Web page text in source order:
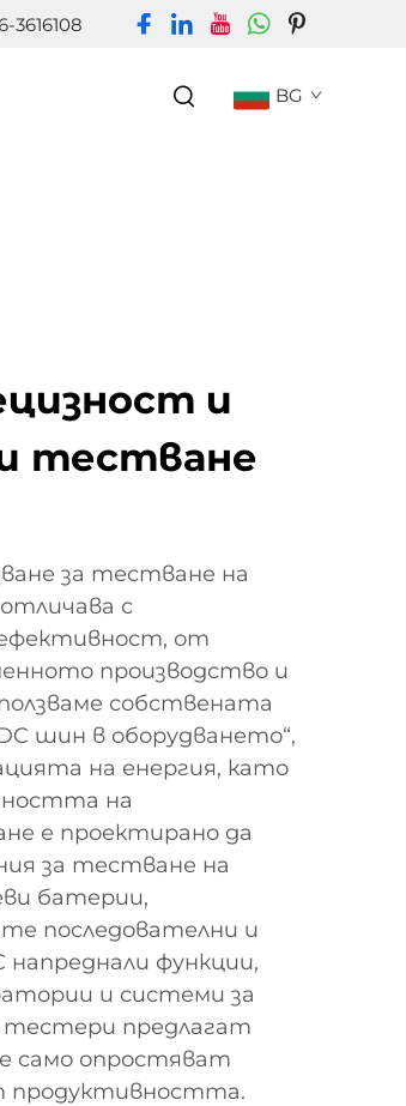
3616108
BG
и
тестване
за тестване на
с
от
производство и
собствената
шин в оборудването“,
на енергия, като
на
е проектирано да
за тестване на
батерии,
последователни и
функции,
и системи за
тестери предлагат
само опростяват
продуктивността.